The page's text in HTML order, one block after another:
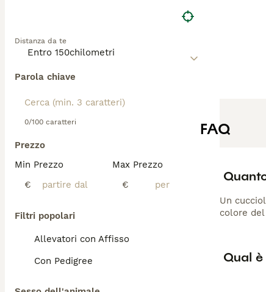
Distanza da te
Parola chiave
0/100 caratteri
Prezzo
Min Prezzo
€
Max Prezzo
€
Filtri popolari
Allevatori con Affisso
Con Pedigree
parole
l'interesse
FAQ
Un
colore
Qual